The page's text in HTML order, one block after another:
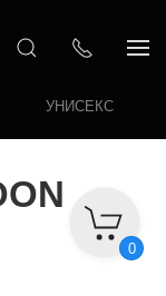
УНИСЕКС
0